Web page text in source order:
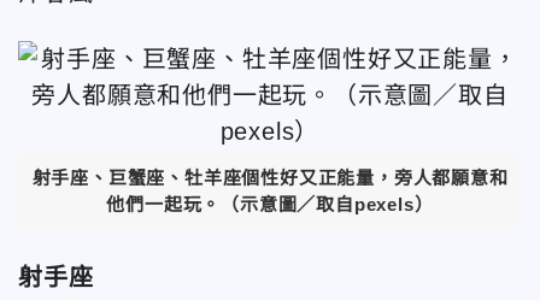
射手座、巨蟹座、牡羊座個性好又正能量，旁人都願意和
他們一起玩。（示意圖／取自pexels）
射手座